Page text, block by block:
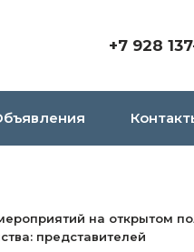
+7 928
на открытом
представителей